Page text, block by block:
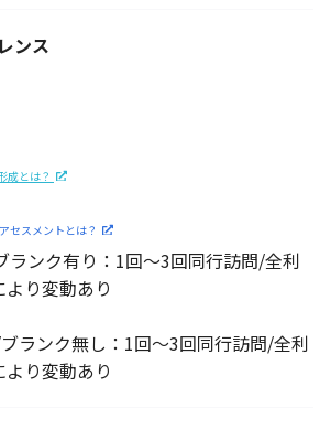
ンス
成とは？
アセスメントとは？
ランク有り：1回～3回同行訪問/全利
り変動あり
ランク無し：1回～3回同行訪問/全利
り変動あり